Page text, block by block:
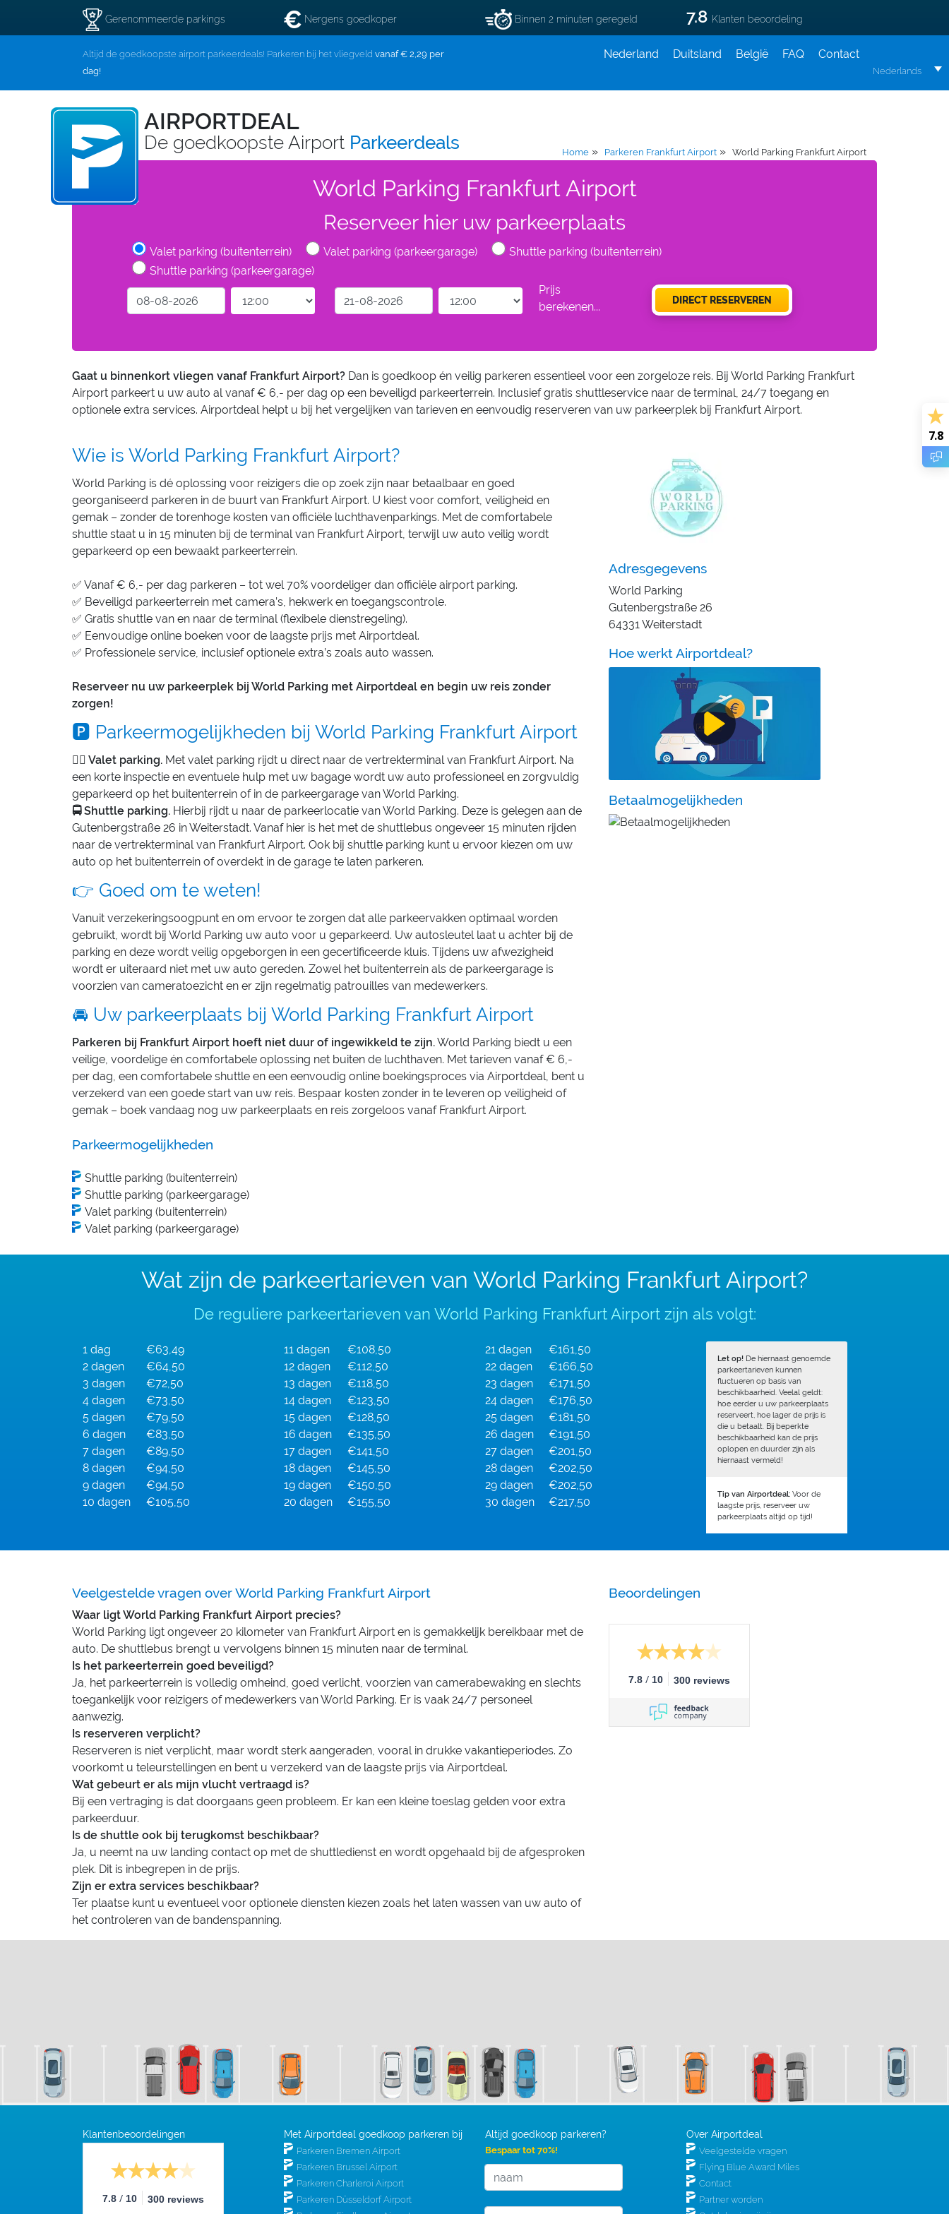
Gerenommeerde parkings Nergens goedkoper Binnen 2 minuten geregeld 7.8 Klanten beoordeling
Altijd de goedkoopste airport parkeerdeals! Parkeren bij het vliegveld vanaf € 2,29 per
dag!
Contact
FAQ
België
Duitsland
Nederland
Nederlands
AIRPORTDEAL
De goedkoopste Airport Parkeerdeals Home » Parkeren Frankfurt Airport » World Parking Frankfurt Airport
World Parking Frankfurt Airport
Reserveer hier uw parkeerplaats
Valet parking (buitenterrein) Valet parking (parkeergarage)
Shuttle parking (buitenterrein)
Shuttle parking (parkeergarage)
Prijs
berekenen...
DIRECT RESERVEREN
Gaat u binnenkort vliegen vanaf Frankfurt Airport? Dan is goedkoop én veilig parkeren essentieel voor een zorgeloze reis. Bij World Parking Frankfurt
Airport parkeert u uw auto al vanaf € 6,- per dag op een beveiligd parkeerterrein. Inclusief gratis shuttleservice naar de terminal, 24/7 toegang en
optionele extra services. Airportdeal helpt u bij het vergelijken van tarieven en eenvoudig reserveren van uw parkeerplek bij Frankfurt Airport.
Wie is World Parking Frankfurt Airport?
World Parking is dé oplossing voor reizigers die op zoek zijn naar betaalbaar en goed
georganiseerd parkeren in de buurt van Frankfurt Airport. U kiest voor comfort, veiligheid en
gemak – zonder de torenhoge kosten van officiële luchthavenparkings. Met de comfortabele
shuttle staat u in 15 minuten bij de terminal van Frankfurt Airport, terwijl uw auto veilig wordt
geparkeerd op een bewaakt parkeerterrein.
✅ Vanaf € 6,- per dag parkeren – tot wel 70% voordeliger dan officiële airport parking.
✅ Beveiligd parkeerterrein met camera’s, hekwerk en toegangscontrole.
✅ Gratis shuttle van en naar de terminal (flexibele dienstregeling).
✅ Eenvoudige online boeken voor de laagste prijs met Airportdeal.
✅ Professionele service, inclusief optionele extra’s zoals auto wassen.
Reserveer nu uw parkeerplek bij World Parking met Airportdeal en begin uw reis zonder
zorgen!
🅿️ Parkeermogelijkheden bij World Parking Frankfurt Airport
👨‍✈️ Valet parking. Met valet parking rijdt u direct naar de vertrekterminal van Frankfurt Airport. Na
een korte inspectie en eventuele hulp met uw bagage wordt uw auto professioneel en zorgvuldig
geparkeerd op het buitenterrein of in de parkeergarage van World Parking.
🚍 Shuttle parking. Hierbij rijdt u naar de parkeerlocatie van World Parking. Deze is gelegen aan de
Gutenbergstraße 26 in Weiterstadt. Vanaf hier is het met de shuttlebus ongeveer 15 minuten rijden
naar de vertrekterminal van Frankfurt Airport. Ook bij shuttle parking kunt u ervoor kiezen om uw
auto op het buitenterrein of overdekt in de garage te laten parkeren.
👉 Goed om te weten!
Vanuit verzekeringsoogpunt en om ervoor te zorgen dat alle parkeervakken optimaal worden
gebruikt, wordt bij World Parking uw auto voor u geparkeerd. Uw autosleutel laat u achter bij de
parking en deze wordt veilig opgeborgen in een gecertificeerde kluis. Tijdens uw afwezigheid
wordt er uiteraard niet met uw auto gereden. Zowel het buitenterrein als de parkeergarage is
voorzien van cameratoezicht en er zijn regelmatig patrouilles van medewerkers.
🚘 Uw parkeerplaats bij World Parking Frankfurt Airport
Parkeren bij Frankfurt Airport hoeft niet duur of ingewikkeld te zijn.World Parking biedt u een
veilige, voordelige én comfortabele oplossing net buiten de luchthaven. Met tarieven vanaf € 6,-
per dag, een comfortabele shuttle en een eenvoudig online boekingsproces via Airportdeal, bent u
verzekerd van een goede start van uw reis. Bespaar kosten zonder in te leveren op veiligheid of
gemak – boek vandaag nog uw parkeerplaats en reis zorgeloos vanaf Frankfurt Airport.
Parkeermogelijkheden
Shuttle parking (buitenterrein)
Shuttle parking (parkeergarage)
Valet parking (buitenterrein)
Valet parking (parkeergarage)
Adresgegevens
World Parking
Gutenbergstraße 26
64331 Weiterstadt
Hoe werkt Airportdeal?
Betaalmogelijkheden
Wat zijn de parkeertarieven van World Parking Frankfurt Airport?
De reguliere parkeertarieven van World Parking Frankfurt Airport zijn als volgt:
1 dag
€63,49
2 dagen
€64,50
3 dagen
€72,50
4 dagen
€73,50
5 dagen
€79,50
6 dagen
€83,50
7 dagen
€89,50
8 dagen
€94,50
9 dagen
€94,50
10 dagen
€105,50
11 dagen
€108,50
12 dagen
€112,50
13 dagen
€118,50
14 dagen
€123,50
15 dagen
€128,50
16 dagen
€135,50
17 dagen
€141,50
18 dagen
€145,50
19 dagen
€150,50
20 dagen
€155,50
21 dagen
€161,50
22 dagen
€166,50
23 dagen
€171,50
24 dagen
€176,50
25 dagen
€181,50
26 dagen
€191,50
27 dagen
€201,50
28 dagen
€202,50
29 dagen
€202,50
30 dagen
€217,50
Let op!De hiernaast genoemde
parkeertarieven kunnen
fluctueren op basis van
beschikbaarheid. Veelal geldt:
hoe eerder u uw parkeerplaats
reserveert, hoe lager de prijs is
die u betaalt. Bij beperkte
beschikbaarheid kan de prijs
oplopen en duurder zijn als
hiernaast vermeld!
Tip van Airportdeal:Voor de
laagste prijs, reserveer uw
parkeerplaats altijd op tijd!
Veelgestelde vragen over World Parking Frankfurt Airport
Waar ligt World Parking Frankfurt Airport precies?
World Parking ligt ongeveer 20 kilometer van Frankfurt Airport en is gemakkelijk bereikbaar met de
auto. De shuttlebus brengt u vervolgens binnen 15 minuten naar de terminal.
Is het parkeerterrein goed beveiligd?
Ja, het parkeerterrein is volledig omheind, goed verlicht, voorzien van camerabewaking en slechts
toegankelijk voor reizigers of medewerkers van World Parking. Er is vaak 24/7 personeel
aanwezig.
Is reserveren verplicht?
Reserveren is niet verplicht, maar wordt sterk aangeraden, vooral in drukke vakantieperiodes. Zo
voorkomt u teleurstellingen en bent u verzekerd van de laagste prijs via Airportdeal.
Wat gebeurt er als mijn vlucht vertraagd is?
Bij een vertraging is dat doorgaans geen probleem. Er kan een kleine toeslag gelden voor extra
parkeerduur.
Is de shuttle ook bij terugkomst beschikbaar?
Ja, u neemt na uw landing contact op met de shuttledienst en wordt opgehaald bij de afgesproken
plek. Dit is inbegrepen in de prijs.
Zijn er extra services beschikbaar?
Ter plaatse kunt u eventueel voor optionele diensten kiezen zoals het laten wassen van uw auto of
het controleren van de bandenspanning.
Beoordelingen
7.8 / 10 300 reviews
Klantenbeoordelingen
7.8 / 10 300 reviews
Met Airportdeal goedkoop parkeren bij
Parkeren Bremen Airport
Parkeren Brussel Airport
Parkeren Charleroi Airport
Parkeren Düsseldorf Airport
Altijd goedkoop parkeren?
Bespaar tot 70%!
Over Airportdeal
Veelgestelde vragen
Flying Blue Award Miles
Contact
Partner worden
7.8